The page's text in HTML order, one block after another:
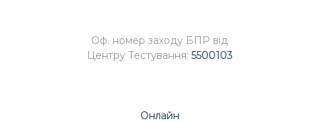
Оф. номер заходу БПР від
Центру Тестування: 5500103
Онлайн